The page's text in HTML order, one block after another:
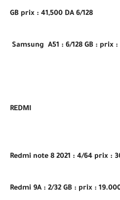
6/128 GB prix : 41,500 DA
REDMI